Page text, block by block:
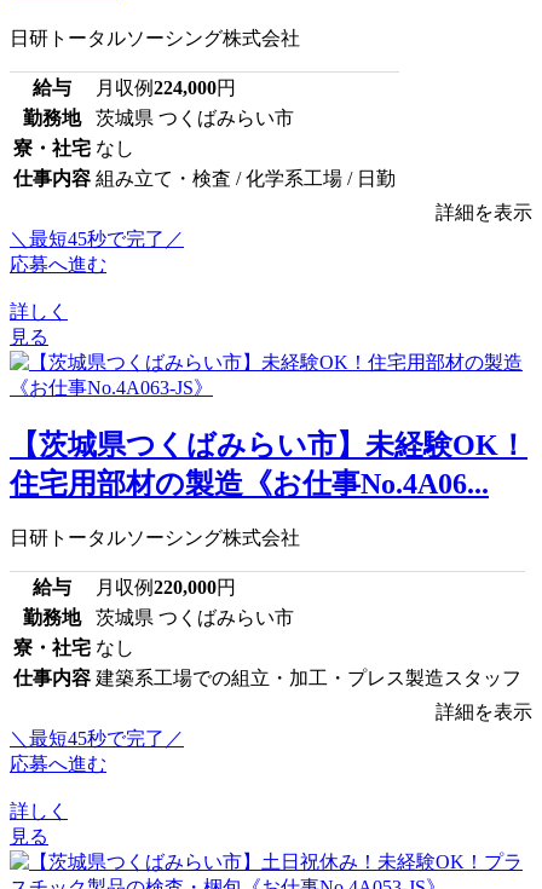
日研トータルソーシング株式会社
給与 月収例224,000円
勤務地
茨城県 つくばみらい市
寮・社宅 なし
仕事内容 組み立て・検査 / 化学系工場 / 日勤
詳細を表示
＼最短45秒で完了／
応募へ進む
詳しく
見る
【茨城県つくばみらい市】未経験OK！
住宅用部材の製造《お仕事No.4A06...
日研トータルソーシング株式会社
給与 月収例220,000円
勤務地
茨城県 つくばみらい市
寮・社宅 なし
仕事内容 建築系工場での組立・加工・プレス製造スタッフ
詳細を表示
＼最短45秒で完了／
応募へ進む
詳しく
見る